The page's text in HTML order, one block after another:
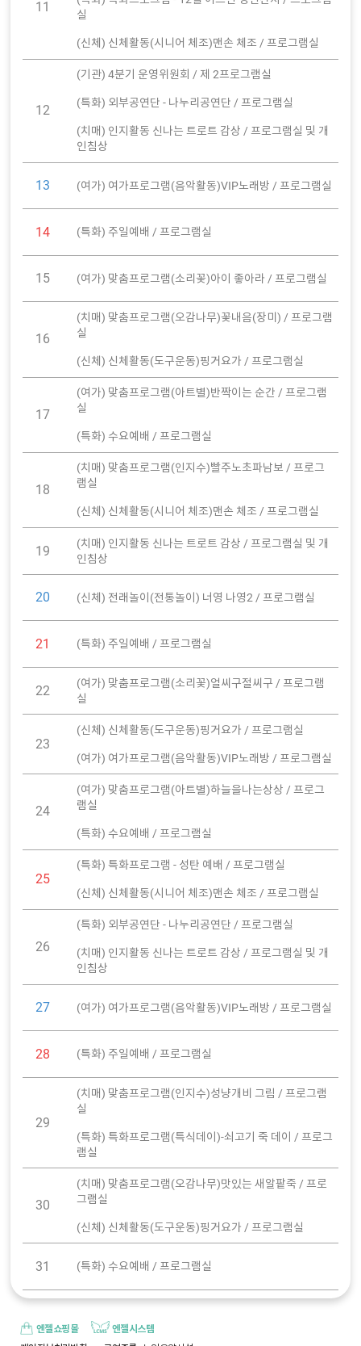
11
실
(신체) 신체활동(시니어 체조)맨손 체조 / 프로그램실
12
(기관) 4분기 운영위원회 / 제 2프로그램실
(특화) 외부공연단 - 나누리공연단 / 프로그램실
(치매) 인지활동 신나는 트로트 감상 / 프로그램실 및 개
인침상
13 (여가) 여가프로그램(음악활동)VIP노래방 / 프로그램실
14 (특화) 주일예배 / 프로그램실
15 (여가) 맞춤프로그램(소리꽃)아이 좋아라 / 프로그램실
16
(치매) 맞춤프로그램(오감나무)꽃내음(장미) / 프로그램
실
(신체) 신체활동(도구운동)핑거요가 / 프로그램실
17
(여가) 맞춤프로그램(아트별)반짝이는 순간 / 프로그램
실
(특화) 수요예배 / 프로그램실
18
(치매) 맞춤프로그램(인지수)빨주노초파남보 / 프로그
램실
(신체) 신체활동(시니어 체조)맨손 체조 / 프로그램실
19
(치매) 인지활동 신나는 트로트 감상 / 프로그램실 및 개
인침상
20 (신체) 전래놀이(전통놀이) 너영 나영2 / 프로그램실
21 (특화) 주일예배 / 프로그램실
22
(여가) 맞춤프로그램(소리꽃)얼씨구절씨구 / 프로그램
실
23
(신체) 신체활동(도구운동)핑거요가 / 프로그램실
(여가) 여가프로그램(음악활동)VIP노래방 / 프로그램실
24
(여가) 맞춤프로그램(아트별)하늘을나는상상 / 프로그
램실
(특화) 수요예배 / 프로그램실
25
(특화) 특화프로그램 - 성탄 예배 / 프로그램실
(신체) 신체활동(시니어 체조)맨손 체조 / 프로그램실
26
(특화) 외부공연단 - 나누리공연단 / 프로그램실
(치매) 인지활동 신나는 트로트 감상 / 프로그램실 및 개
인침상
27 (여가) 여가프로그램(음악활동)VIP노래방 / 프로그램실
28 (특화) 주일예배 / 프로그램실
29
(치매) 맞춤프로그램(인지수)성냥개비 그림 / 프로그램
실
(특화) 특화프로그램(특식데이)-쇠고기 죽 데이 / 프로그
램실
30
(치매) 맞춤프로그램(오감나무)맛있는 새알팥죽 / 프로
그램실
(신체) 신체활동(도구운동)핑거요가 / 프로그램실
31 (특화) 수요예배 / 프로그램실
엔젤쇼핑몰
엔젤시스템